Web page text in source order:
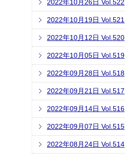
2022年10月26日 Vol.522
2022年10月19日 Vol.521
2022年10月12日 Vol.520
2022年10月05日 Vol.519
2022年09月28日 Vol.518
2022年09月21日 Vol.517
2022年09月14日 Vol.516
2022年09月07日 Vol.515
2022年08月24日 Vol.514